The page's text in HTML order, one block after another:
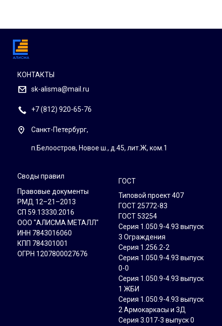
КОНТАКТЫ
sk-alisma@mail.ru
+7 (812) 920-65-76
Санкт-Петербург,
п.Белоостров, Новое ш., д.45, лит.Ж, ком.1
Своды правил
Правовые документы
РМД 12–21–2013
СП 59.13330.2016
ООО "АЛИСМА МЕТАЛЛ"
ИНН 7843016060
КПП 784301001
ОГРН 1207800027676
ГОСТ
Типовой проект 407
ГОСТ 25772-83
ГОСТ 53254
Серия 1.050.9-4.93 выпуск
3 Ограждения
Серия 1.256.2-2
Серия 1.050.9-4.93 выпуск
0-0
Серия 1.050.9-4.93 выпуск
1 ЖБИ
Серия 1.050.9-4.93 выпуск
2 Армокаркасы и 3Д
Серия 3.017-3 выпуск 0